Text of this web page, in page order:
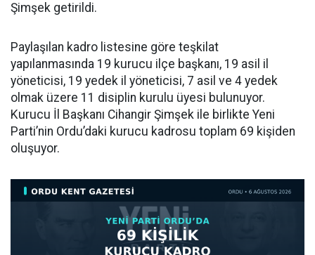
Şimşek getirildi.
Paylaşılan kadro listesine göre teşkilat
yapılanmasında 19 kurucu ilçe başkanı, 19 asil il
yöneticisi, 19 yedek il yöneticisi, 7 asil ve 4 yedek
olmak üzere 11 disiplin kurulu üyesi bulunuyor.
Kurucu İl Başkanı Cihangir Şimşek ile birlikte Yeni
Parti’nin Ordu’daki kurucu kadrosu toplam 69 kişiden
oluşuyor.